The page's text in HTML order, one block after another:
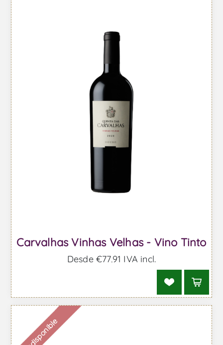
Carvalhas Vinhas Velhas - Vino Tinto
Desde €77,91 IVA incl.
Indisponible